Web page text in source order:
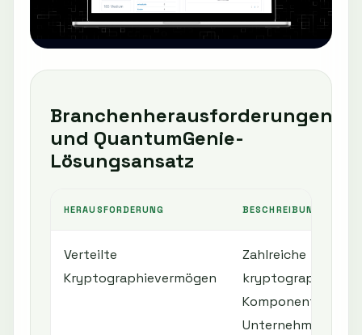
Branchenherausforderungen
und QuantumGenie-
Lösungsansatz
HERAUSFORDERUNG BESCHREIBUNG
Verteilte
Kryptographievermögen
Zahlreiche
kryptographische
Komponenten